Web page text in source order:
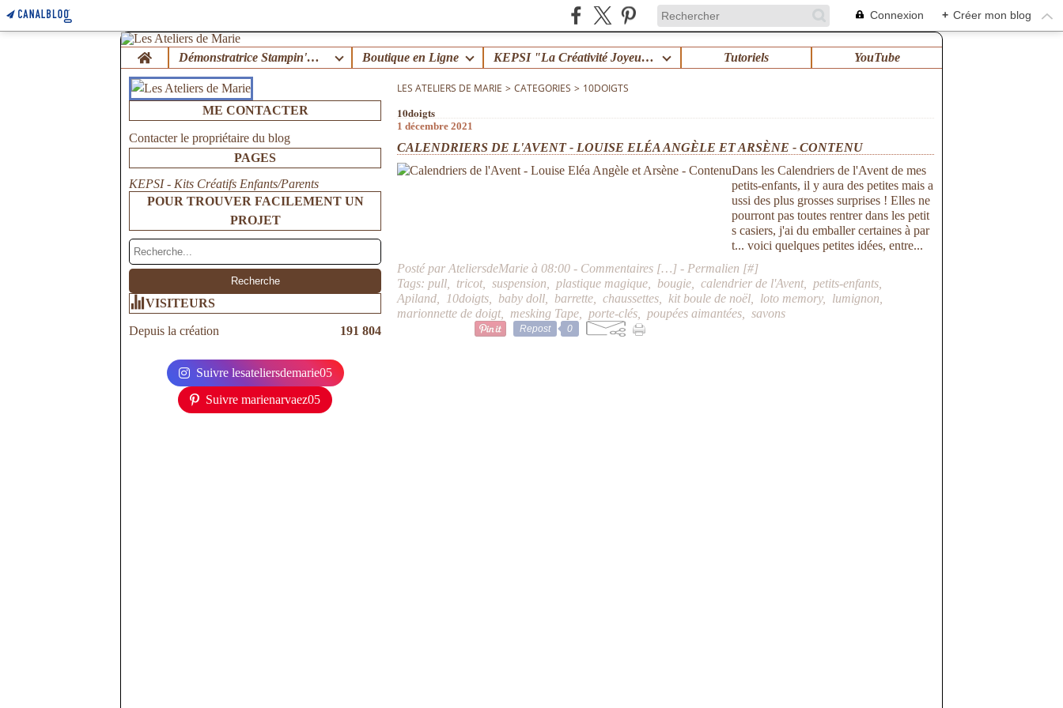
Connexion + Créer mon blog
Home Démonstratrice Stampin'Up ! Boutique en Ligne KEPSI "La Créativité Joyeuse en Famille" ! Tutoriels YouTube
ME CONTACTER
Contacter le propriétaire du blog
PAGES
KEPSI - Kits Créatifs Enfants/Parents
POUR TROUVER FACILEMENT UN
PROJET
VISITEURS
Depuis la création 191 804
Suivre lesateliersdemarie05
Suivre marienarvaez05
LES ATELIERS DE MARIE > CATEGORIES > 10DOIGTS
10doigts
1 décembre 2021
CALENDRIERS DE L'AVENT - LOUISE ELÉA ANGÈLE ET ARSÈNE - CONTENU
Dans les Calendriers de l'Avent de mes
petits-enfants, il y aura des petites mais a
ussi des plus grosses surprises ! Elles ne
pourront pas toutes rentrer dans les petit
s casiers, j'ai du emballer certaines à par
t... voici quelques petites idées, entre...
Posté par AteliersdeMarie à 08:00 - Commentaires […] - Permalien [#]
Tags: pull tricot,suspension plastique magique bougie ,calendrier de l'Avent, petits-enfants
Apiland
10doigts baby doll barrette ,chaussettes kit boule de noël loto memory, lumignon
marionnette de doigt, mesking Tape porte-clés poupées aimantées ,savons
Repost 0